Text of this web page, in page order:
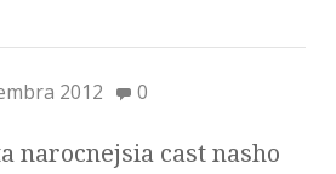
2012 0
narocnejsia cast nasho